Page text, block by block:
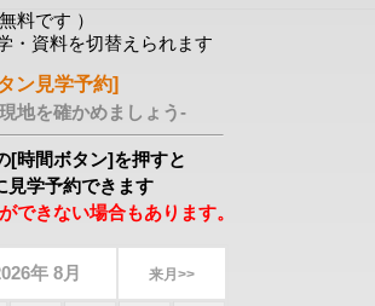
無料です ）
・資料を切替えられます
ン見学予約]
地を確かめましょう-
[時間ボタン]を押すと
見学予約できます
できない場合もあります。
年 8月 来月>>